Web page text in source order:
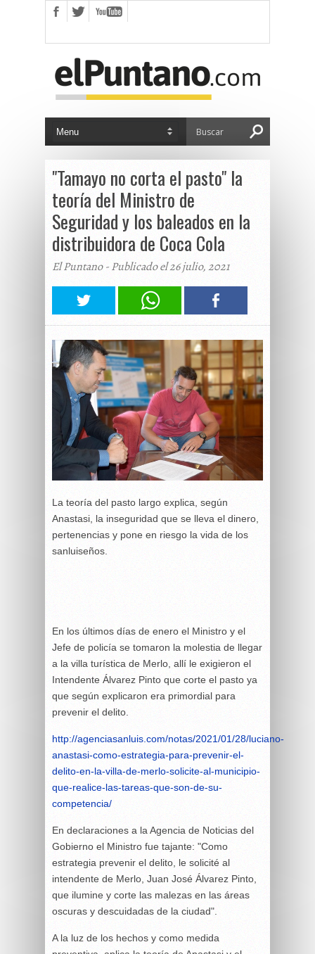
"Tamayo no corta el pasto" la
teoría del Ministro de
Seguridad y los baleados en la
distribuidora de Coca Cola
El Puntano - Publicado el 26 julio, 2021
La teoría del pasto largo explica, según
Anastasi, la inseguridad que se lleva el dinero,
pertenencias y pone en riesgo la vida de los
sanluiseños.
En los últimos días de enero el Ministro y el
Jefe de policía se tomaron la molestia de llegar
a la villa turística de Merlo, allí le exigieron el
Intendente Álvarez Pinto que corte el pasto ya
que según explicaron era primordial para
prevenir el delito.
http://agenciasanluis.com/notas/2021/01/28/luciano-
anastasi-como-estrategia-para-prevenir-el-
delito-en-la-villa-de-merlo-solicite-al-municipio-
que-realice-las-tareas-que-son-de-su-
competencia/
En declaraciones a la Agencia de Noticias del
Gobierno el Ministro fue tajante: "Como
estrategia prevenir el delito, le solicité al
intendente de Merlo, Juan José Álvarez Pinto,
que ilumine y corte las malezas en las áreas
oscuras y descuidadas de la ciudad".
A la luz de los hechos y como medida